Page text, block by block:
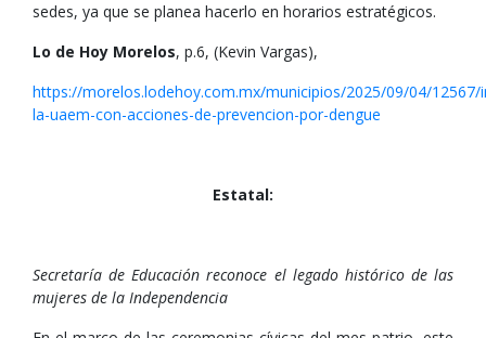
sedes, ya que se planea hacerlo en horarios estratégicos.
Lo de Hoy Morelos, p.6, (Kevin Vargas),
https://morelos.lodehoy.com.mx/municipios/2025/09/04/12567/
la-uaem-con-acciones-de-prevencion-por-dengue
Estatal:
Secretaría de Educación reconoce el legado histórico de las
mujeres de la Independencia